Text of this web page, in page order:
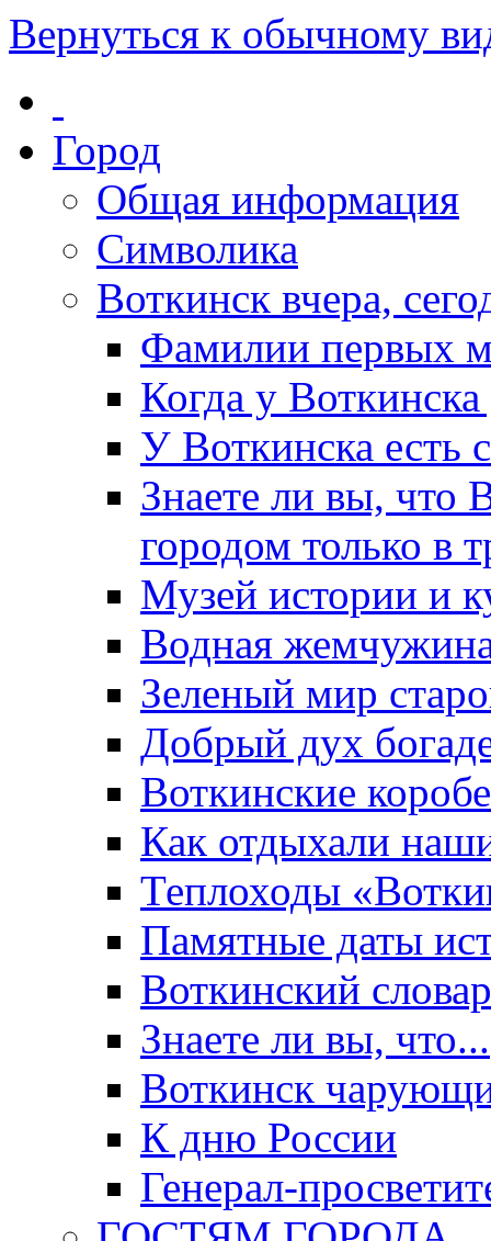
Вернуться к обычному
Город
Общая информация
Символика
Воткинск вчера,
Фамилии первых
Когда у
У Воткинска есть
Знаете ли вы, что
городом только в
Музей истории и
Водная
Зеленый мир
Добрый дух
Воткинские
Как отдыхали
Теплоходы
Памятные даты
Воткинский
Знаете ли вы, что...
Воткинск
К дню России
Генерал-